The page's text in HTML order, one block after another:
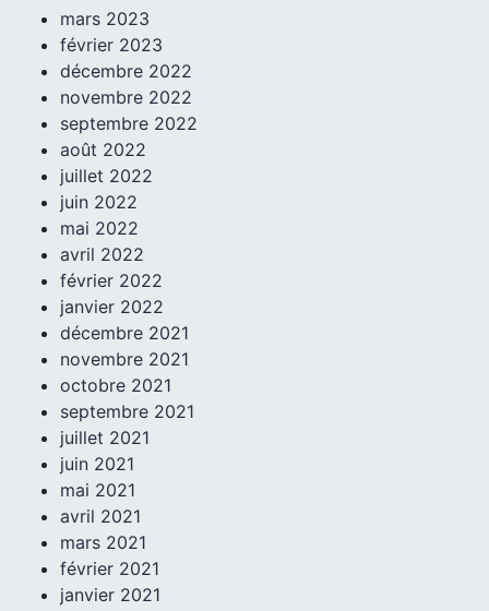
mars 2023
février 2023
décembre 2022
novembre 2022
septembre 2022
août 2022
juillet 2022
juin 2022
mai 2022
avril 2022
février 2022
janvier 2022
décembre 2021
novembre 2021
octobre 2021
septembre 2021
juillet 2021
juin 2021
mai 2021
avril 2021
mars 2021
février 2021
janvier 2021